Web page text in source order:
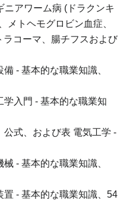
ニアワーム病 (ドラクンキ
メトヘモグロビン血症、
コーマ、腸チフスおよび
- 基本的な職業知識、
入門 - 基本的な職業知
式、および表 電気工学 -
- 基本的な職業知識、
- 基本的な職業知識、54